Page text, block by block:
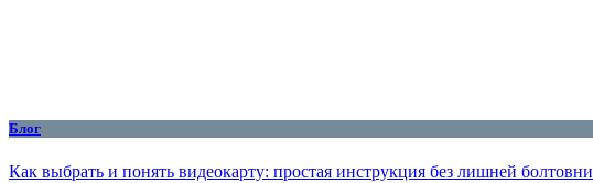
Блог
Как выбрать и понять видеокарту: простая инструкция без лишней болтовни